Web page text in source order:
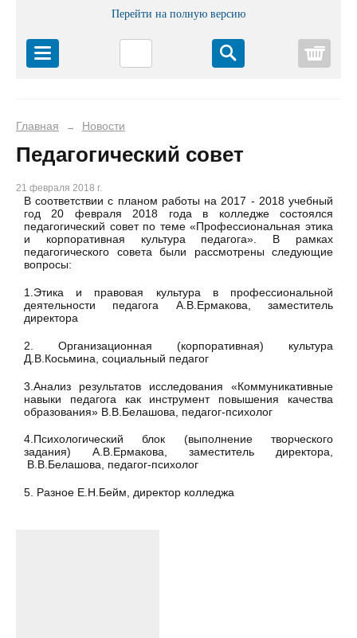
Перейти на полную версию
Главная → Новости
Педагогический совет
21 февраля 2018 г.
В соответствии с планом работы на 2017 - 2018 учебный
год 20 февраля 2018 года в колледже состоялся
педагогический совет по теме «Профессиональная этика
и корпоративная культура педагога». В рамках
педагогического совета были рассмотрены следующие
вопросы:
1.Этика и правовая культура в профессиональной
деятельности педагога А.В.Ермакова, заместитель
директора
2. Организационная (корпоративная) культура
Д.В.Косьмина, социальный педагог
3.Анализ результатов исследования «Коммуникативные
навыки педагога как инструмент повышения качества
образования» В.В.Белашова, педагог-психолог
4.Психологический блок (выполнение творческого
задания) А.В.Ермакова, заместитель директора,
В.В.Белашова, педагог-психолог
5. Разное Е.Н.Бейм, директор колледжа